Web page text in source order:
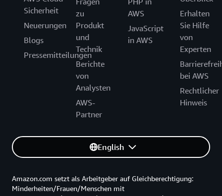
Sicherheit
Neuerungen
Blogs
Pressemitteilungen
zu
Produkt
und
Technik
Berichte
von
Analysten
AWS-
Partner
AWS
JavaScript
in AWS
Erhalten
Sie Hilfe
von
Experten
bei AWS
Rechtlicher
Hinweis
English
Amazon.com setzt als Arbeitgeber auf Gleichberechtigung:
Minderheiten/Frauen/Menschen mit